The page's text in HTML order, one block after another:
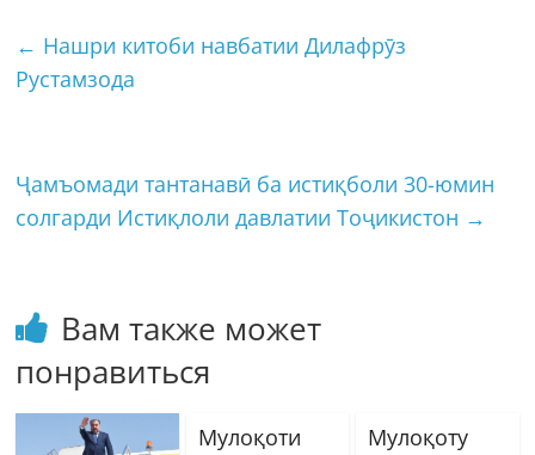
← Нашри китоби навбатии Дилафрӯз
Рустамзода
Ҷамъомади тантанавӣ ба истиқболи 30-юмин
солгарди Истиқлоли давлатии Тоҷикистон →
Вам также может
понравиться
Мулоқоти
Мулоқоту